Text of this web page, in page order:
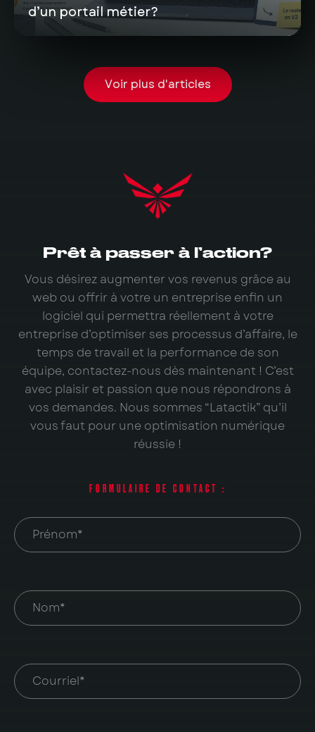
d’un portail métier?
Voir plus d'articles
Prêt à passer à l’action?
Vous désirez augmenter vos revenus grâce au
web ou offrir à votre un entreprise enfin un
logiciel qui permettra réellement à votre
entreprise d’optimiser ses processus d’affaire, le
temps de travail et la performance de son
équipe, contactez-nous dès maintenant ! C’est
avec plaisir et passion que nous répondrons à
vos demandes. Nous sommes “Latactik” qu’il
vous faut pour une optimisation numérique
réussie !
FORMULAIRE DE CONTACT :